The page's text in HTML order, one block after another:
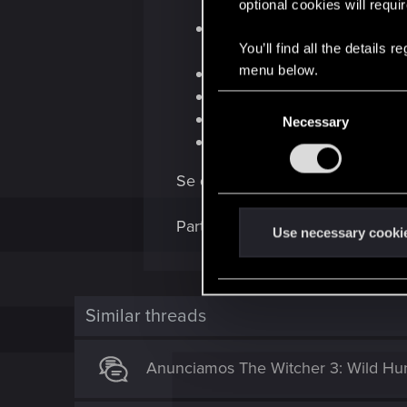
optional cookies will
You’ll find all the details
menu below.
e
l
t
Necessary
Use necessary
você precisa participar
desafios quiser;
as inscrições neste
para se classificar para o
os mods enviados podem
os desafios são julgados
Se quiser saber mais
Participe da categoria principal
Similar threads
Anunciamos The Witcher 3: Wild